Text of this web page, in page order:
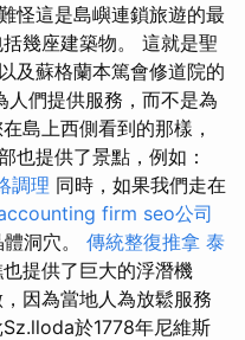
怪這是島嶼連鎖旅遊的最
幾座建築物。 這就是聖
及蘇格蘭本篤會修道院的
們提供服務，而不是為
島上西側看到的那樣，
也提供了景點，例如：
調理 同時，如果我們走在
firm seo公司
洞穴。 傳統整復推拿 泰
提供了巨大的浮潛機
因為當地人為放鬆服務
於1778年尼維斯